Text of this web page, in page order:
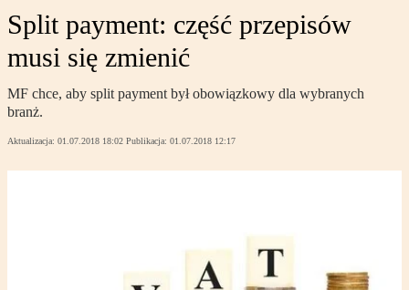
Split payment: część przepisów
musi się zmienić
MF chce, aby split payment był obowiązkowy dla wybranych
branż.
Aktualizacja: 01.07.2018 18:02 Publikacja: 01.07.2018 12:17